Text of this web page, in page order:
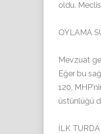
oldu.
OYLAMA
Mevzuat
Eğer bu
120,
üstünlüğü
İLK